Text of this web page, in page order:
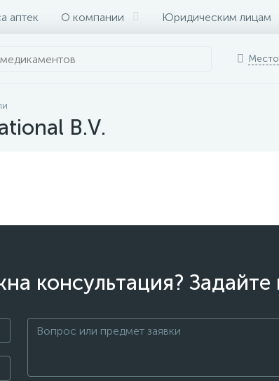
аптек О компании Юридическим лицам
B.V.
консультация?